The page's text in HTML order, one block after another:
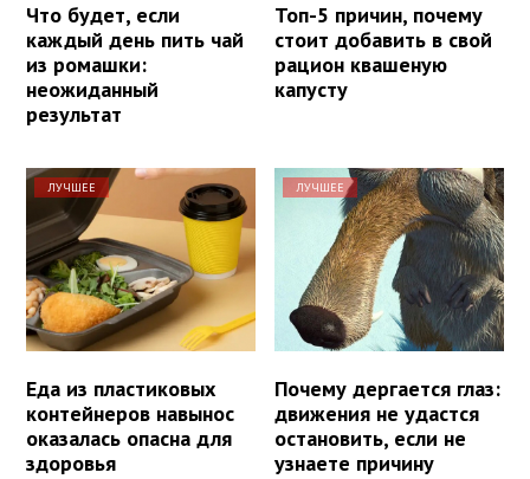
Что будет, если
каждый день пить чай
из ромашки:
неожиданный
результат
Топ-5 причин, почему
стоит добавить в свой
рацион квашеную
капусту
ЛУЧШЕЕ
Еда из пластиковых
контейнеров навынос
оказалась опасна для
здоровья
ЛУЧШЕЕ
Почему дергается глаз:
движения не удастся
остановить, если не
узнаете причину